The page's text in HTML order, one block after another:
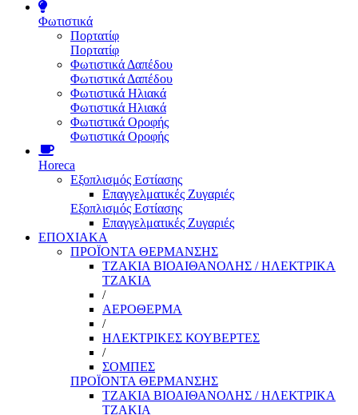
Φωτιστικά
Πορτατίφ
Πορτατίφ
Φωτιστικά Δαπέδου
Φωτιστικά Δαπέδου
Φωτιστικά Ηλιακά
Φωτιστικά Ηλιακά
Φωτιστικά Οροφής
Φωτιστικά Οροφής
Horeca
Εξοπλισμός Εστίασης
Επαγγελματικές Ζυγαριές
Εξοπλισμός Εστίασης
Επαγγελματικές Ζυγαριές
ΕΠΟΧΙΑΚΑ
ΠΡΟΪΟΝΤΑ ΘΕΡΜΑΝΣΗΣ
ΤΖΑΚΙΑ ΒΙΟΑΙΘΑΝΟΛΗΣ / ΗΛΕΚΤΡΙΚΑ
ΤΖΑΚΙΑ
/
ΑΕΡΟΘΕΡΜΑ
/
ΗΛΕΚΤΡΙΚΕΣ ΚΟΥΒΕΡΤΕΣ
/
ΣΟΜΠΕΣ
ΠΡΟΪΟΝΤΑ ΘΕΡΜΑΝΣΗΣ
ΤΖΑΚΙΑ ΒΙΟΑΙΘΑΝΟΛΗΣ / ΗΛΕΚΤΡΙΚΑ
ΤΖΑΚΙΑ